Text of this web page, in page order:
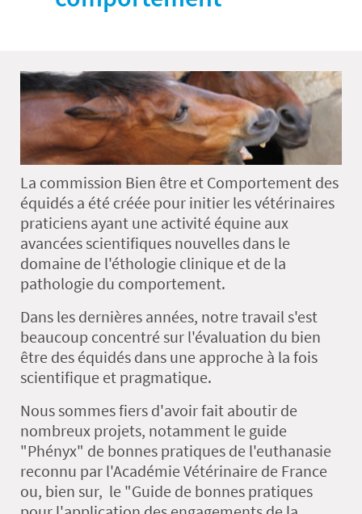
La commission Bien être et Comportement des
équidés a été créée pour initier les vétérinaires
praticiens ayant une activité équine aux
avancées scientifiques nouvelles dans le
domaine de l'éthologie clinique et de la
pathologie du comportement.
Dans les dernières années, notre travail s'est
beaucoup concentré sur l'évaluation du bien
être des équidés dans une approche à la fois
scientifique et pragmatique.
Nous sommes fiers d'avoir fait aboutir de
nombreux projets, notamment le guide
"Phényx" de bonnes pratiques de l'euthanasie
reconnu par l'Académie Vétérinaire de France
ou, bien sur, le "Guide de bonnes pratiques